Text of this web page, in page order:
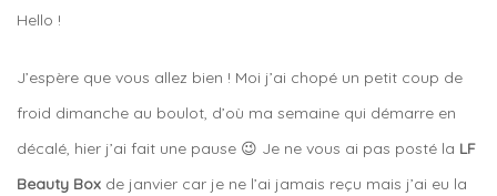
Hello !
J’espère que vous allez bien ! Moi j’ai chopé un petit coup de
froid dimanche au boulot, d’où ma semaine qui démarre en
décalé, hier j’ai fait une pause 😉 Je ne vous ai pas posté la LF
Beauty Box de janvier car je ne l’ai jamais reçu mais j’ai eu la